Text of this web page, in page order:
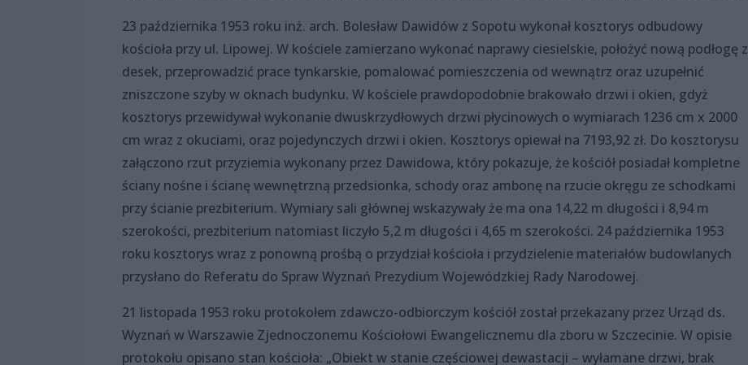
23 października 1953 roku inż. arch. Bolesław Dawidów z Sopotu wykonał kosztorys odbudowy
kościoła przy ul. Lipowej. W kościele zamierzano wykonać naprawy ciesielskie, położyć nową podłogę z
desek, przeprowadzić prace tynkarskie, pomalować pomieszczenia od wewnątrz oraz uzupełnić
zniszczone szyby w oknach budynku. W kościele prawdopodobnie brakowało drzwi i okien, gdyż
kosztorys przewidywał wykonanie dwuskrzydłowych drzwi płycinowych o wymiarach 1236 cm x 2000
cm wraz z okuciami, oraz pojedynczych drzwi i okien. Kosztorys opiewał na 7193,92 zł. Do kosztorysu
załączono rzut przyziemia wykonany przez Dawidowa, który pokazuje, że kościół posiadał kompletne
ściany nośne i ścianę wewnętrzną przedsionka, schody oraz ambonę na rzucie okręgu ze schodkami
przy ścianie prezbiterium. Wymiary sali głównej wskazywały że ma ona 14,22 m długości i 8,94 m
szerokości, prezbiterium natomiast liczyło 5,2 m długości i 4,65 m szerokości. 24 października 1953
roku kosztorys wraz z ponowną prośbą o przydział kościoła i przydzielenie materiałów budowlanych
przysłano do Referatu do Spraw Wyznań Prezydium Wojewódzkiej Rady Narodowej.
21 listopada 1953 roku protokołem zdawczo-odbiorczym kościół został przekazany przez Urząd ds.
Wyznań w Warszawie Zjednoczonemu Kościołowi Ewangelicznemu dla zboru w Szczecinie. W opisie
protokołu opisano stan kościoła: „Obiekt w stanie częściowej dewastacji – wyłamane drzwi, brak